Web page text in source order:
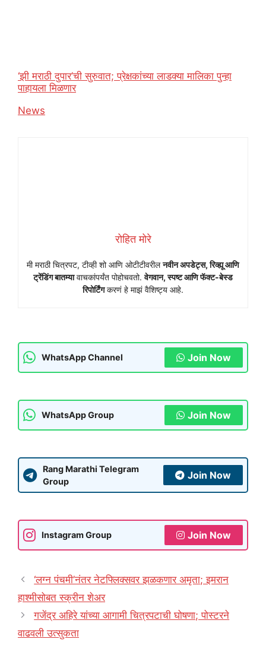
‘झी मराठी दुपार’ची सुरुवात; प्रेक्षकांच्या लाडक्या मालिका पुन्हा
पाहायला मिळणार
In relation to
News
रोहित मोरे
मी मराठी चित्रपट, टीव्ही शो आणि ओटीटीवरीलनवीन अपडेट्स, रिव्ह्यू आणि
ट्रेंडिंग बातम्यावाचकांपर्यंत पोहोचवतो.वेगवान, स्पष्ट आणि फॅक्ट-बेस्ड
रिपोर्टिंगकरणं हे माझं वैशिष्ट्य आहे.
WhatsApp Channel Join Now
WhatsApp Group Join Now
Rang Marathi Telegram
Group
Join Now
Instagram Group Join Now
‘लग्न पंचमी’नंतर नेटफ्लिक्सवर झळकणार अमृता; इमरान
हाश्मीसोबत स्क्रीन शेअर
गजेंद्र अहिरे यांच्या आगामी चित्रपटाची घोषणा; पोस्टरने
वाढवली उत्सुकता